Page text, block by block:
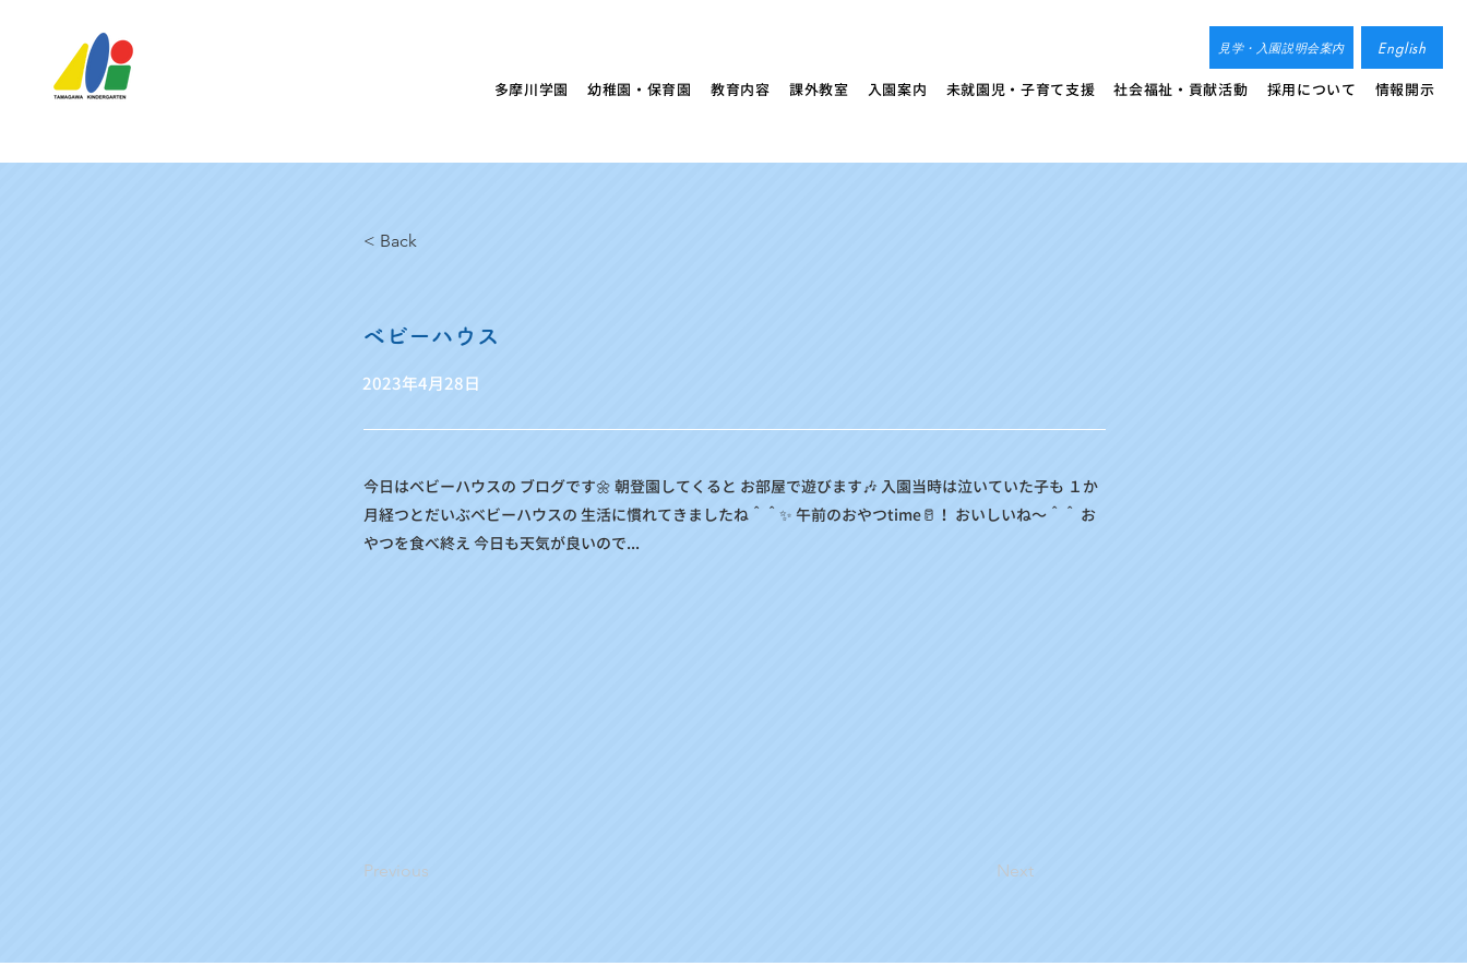
見学・入園説明会案内 English
多摩川学園 幼稚園・保育園 教育内容 課外教室 入園案内 未就園児・子育て支援 社会福祉・貢献活動 採用について 情報開示
< Back
ベビーハウス
2023年4月28日
今日はベビーハウスの ブログです🌼 朝登園してくると お部屋で遊びます🎶 入園当時は泣いていた子も １か
月経つとだいぶベビーハウスの 生活に慣れてきましたね＾＾✨ 午前のおやつtime🥛！ おいしいね～＾＾ お
やつを食べ終え 今日も天気が良いので...
Previous Next